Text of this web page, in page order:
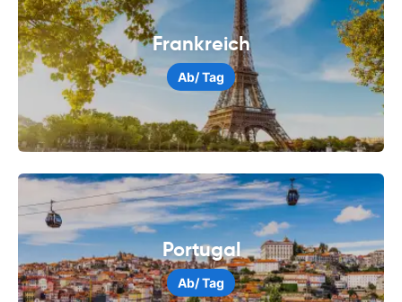
Frankreich
Ab/ Tag
Portugal
Ab/ Tag